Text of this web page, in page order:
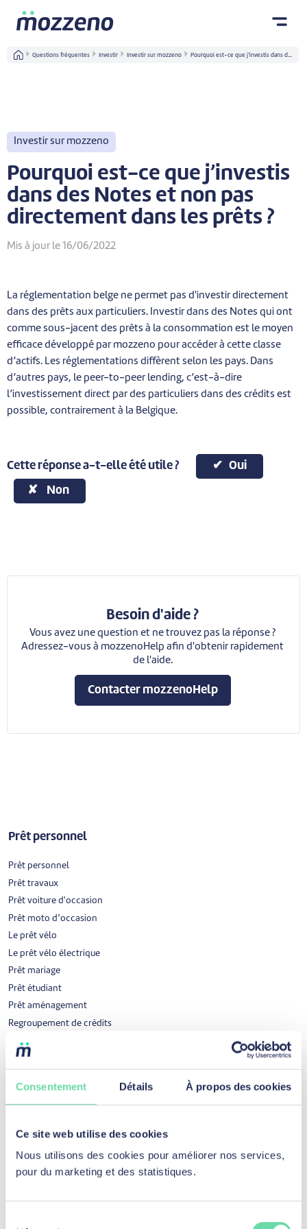
Consentement Détails À propos des cookies
Ce site web utilise des cookies
Nous utilisons des cookies pour améliorer nos services,
pour du marketing et des statistiques.
Questions fréquentes Investir Investir sur mozzeno Pourquoi est-ce que j’investis dans d...
Investir sur mozzeno
Pourquoi est-ce que j’investis
dans des Notes et non pas
directement dans les prêts ?
Mis à jour le 16/06/2022
La réglementation belge ne permet pas d'investir directement
dans des prêts aux particuliers. Investir dans des Notes qui ont
comme sous-jacent des prêts à la consommation est le moyen
efficace développé par mozzeno pour accéder à cette classe
d’actifs. Les réglementations diffèrent selon les pays. Dans
d’autres pays, le peer-to-peer lending, c’est-à-dire
l’investissement direct par des particuliers dans des crédits est
possible, contrairement à la Belgique.
Cette réponse a-t-elle été utile ? Oui
Non
Besoin d'aide ?
Vous avez une question et ne trouvez pas la réponse ?
Adressez-vous à mozzenoHelp afin d'obtenir rapidement
de l'aide.
Contacter mozzenoHelp
Prêt personnel
Prêt personnel
Prêt travaux
Prêt voiture d'occasion
Prêt moto d’occasion
Le prêt vélo
Le prêt vélo électrique
Prêt mariage
Prêt étudiant
Prêt aménagement
Regroupement de crédits
Résilier votre ouverture ou carte de crédit
Récompense pour remboursement parfait
Investissement en équipement
Achats de services